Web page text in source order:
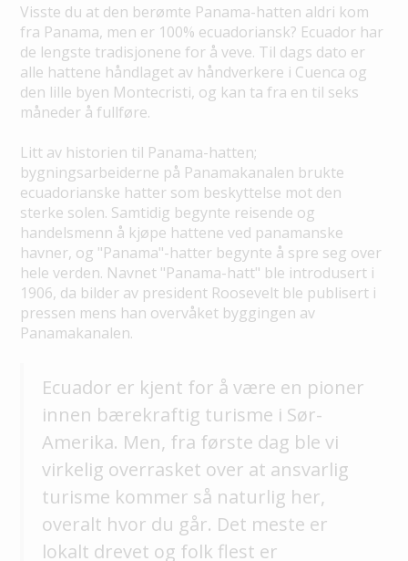
Visste du at den berømte Panama-hatten aldri kom
fra Panama, men er 100% ecuadoriansk? Ecuador har
de lengste tradisjonene for å veve. Til dags dato er
alle hattene håndlaget av håndverkere i Cuenca og
den lille byen Montecristi, og kan ta fra en til seks
måneder å fullføre.
Litt av historien til Panama-hatten;
bygningsarbeiderne på Panamakanalen brukte
ecuadorianske hatter som beskyttelse mot den
sterke solen. Samtidig begynte reisende og
handelsmenn å kjøpe hattene ved panamanske
havner, og "Panama"-hatter begynte å spre seg over
hele verden. Navnet "Panama-hatt" ble introdusert i
1906, da bilder av president Roosevelt ble publisert i
pressen mens han overvåket byggingen av
Panamakanalen.
Ecuador er kjent for å være en pioner
innen bærekraftig turisme i Sør-
Amerika. Men, fra første dag ble vi
virkelig overrasket over at ansvarlig
turisme kommer så naturlig her,
overalt hvor du går. Det meste er
lokalt drevet og folk flest er